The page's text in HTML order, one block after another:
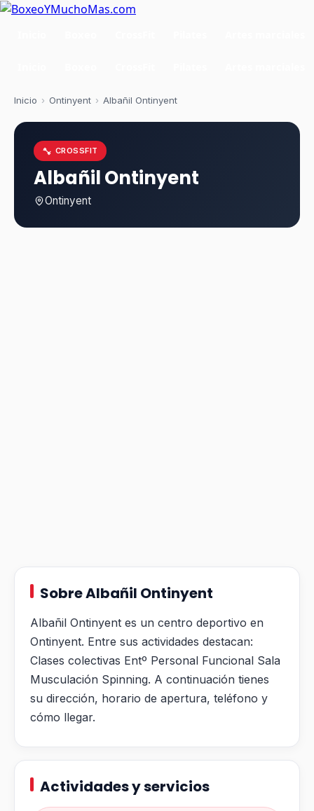
Inicio › Ontinyent › Albañil Ontinyent
CROSSFIT
Albañil Ontinyent
Ontinyent
Sobre Albañil Ontinyent
Albañil Ontinyent es un centro deportivo en
Ontinyent. Entre sus actividades destacan:
Clases colectivas Entº Personal Funcional Sala
Musculación Spinning. A continuación tienes
su dirección, horario de apertura, teléfono y
cómo llegar.
Actividades y servicios